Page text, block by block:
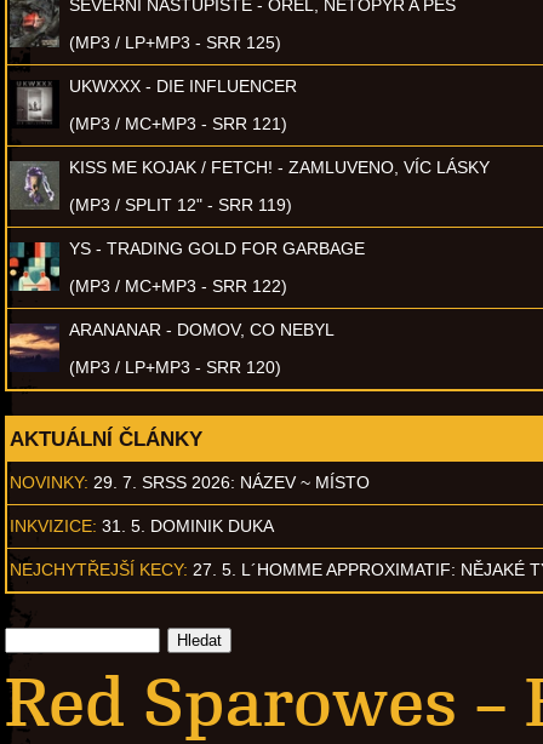
SEVERNÍ NÁSTUPIŠTĚ - OREL, NETOPÝR A PES
(MP3 / LP+MP3 - SRR 125)
UKWXXX - DIE INFLUENCER
(MP3 / MC+MP3 - SRR 121)
KISS ME KOJAK / FETCH! - ZAMLUVENO, VÍC LÁSKY
(MP3 / SPLIT 12" - SRR 119)
YS - TRADING GOLD FOR GARBAGE
(MP3 / MC+MP3 - SRR 122)
ARANANAR - DOMOV, CO NEBYL
(MP3 / LP+MP3 - SRR 120)
AKTUÁLNÍ ČLÁNKY
NOVINKY: 29. 7. SRSS 2026: NÁZEV ~ MÍSTO
INKVIZICE: 31. 5. DOMINIK DUKA
NEJCHYTŘEJŠÍ KECY: 27. 5. L´HOMME APPROXIMATIF: NĚJAKÉ
Red Sparowes –